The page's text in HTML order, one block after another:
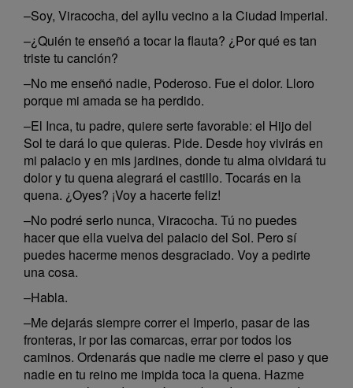
–Soy, Viracocha, del ayllu vecino a la Ciudad Imperial.
–¿Quién te enseñó a tocar la flauta? ¿Por qué es tan
triste tu canción?
–No me enseñó nadie, Poderoso. Fue el dolor. Lloro
porque mi amada se ha perdido.
–El Inca, tu padre, quiere serte favorable: el Hijo del
Sol te dará lo que quieras. Pide. Desde hoy vivirás en
mi palacio y en mis jardines, donde tu alma olvidará tu
dolor y tu quena alegrará el castillo. Tocarás en la
quena. ¿Oyes? ¡Voy a hacerte feliz!
–No podré serlo nunca, Viracocha. Tú no puedes
hacer que ella vuelva del palacio del Sol. Pero sí
puedes hacerme menos desgraciado. Voy a pedirte
una cosa.
–Habla.
–Me dejarás siempre correr el Imperio, pasar de las
fronteras, ir por las comarcas, errar por todos los
caminos. Ordenarás que nadie me cierre el paso y que
nadie en tu reino me impida toca la quena. Hazme